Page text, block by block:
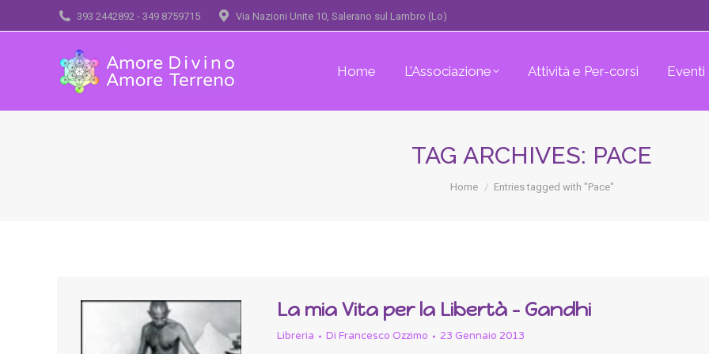
393 2442892 - 349 8759715 Via Nazioni Unite 10, Salerano sul Lambro (Lo)
Home L’Associazione Attività e Per-corsi Eventi
TAG ARCHIVES: PACE
You are here:
Home Entries tagged with "Pace"
La mia Vita per la Libertà – Gandhi
Libreria Di Francesco Ozzimo 23 Gennaio 2013